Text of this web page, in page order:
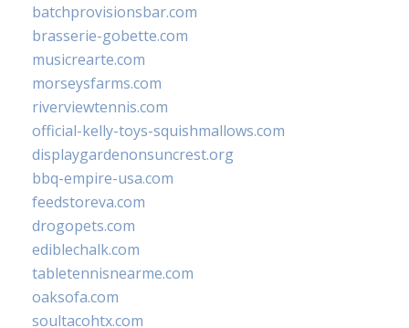
batchprovisionsbar.com
brasserie-gobette.com
musicrearte.com
morseysfarms.com
riverviewtennis.com
official-kelly-toys-squishmallows.com
displaygardenonsuncrest.org
bbq-empire-usa.com
feedstoreva.com
drogopets.com
ediblechalk.com
tabletennisnearme.com
oaksofa.com
soultacohtx.com